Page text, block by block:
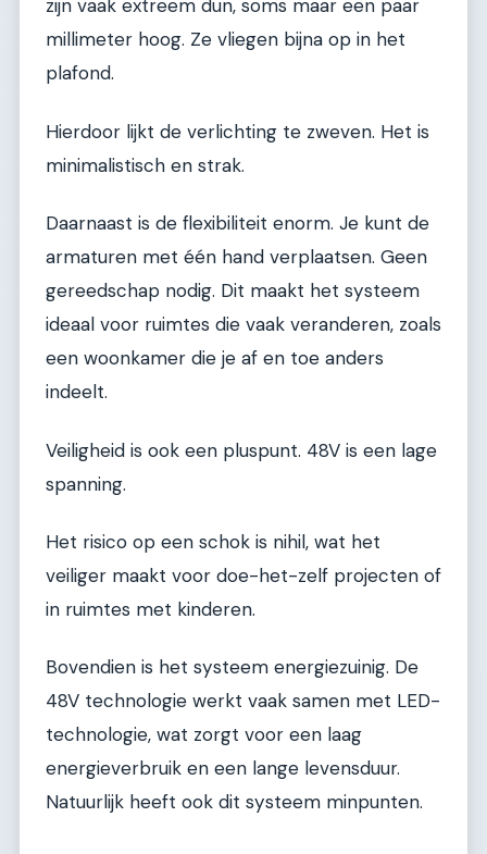
zijn vaak extreem dun, soms maar een paar
millimeter hoog. Ze vliegen bijna op in het
plafond.
Hierdoor lijkt de verlichting te zweven. Het is
minimalistisch en strak.
Daarnaast is de flexibiliteit enorm. Je kunt de
armaturen met één hand verplaatsen. Geen
gereedschap nodig. Dit maakt het systeem
ideaal voor ruimtes die vaak veranderen, zoals
een woonkamer die je af en toe anders
indeelt.
Veiligheid is ook een pluspunt. 48V is een lage
spanning.
Het risico op een schok is nihil, wat het
veiliger maakt voor doe-het-zelf projecten of
in ruimtes met kinderen.
Bovendien is het systeem energiezuinig. De
48V technologie werkt vaak samen met LED-
technologie, wat zorgt voor een laag
energieverbruik en een lange levensduur.
Natuurlijk heeft ook dit systeem minpunten.